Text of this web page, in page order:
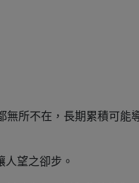
無所不在，長期累積可能
望之卻步。